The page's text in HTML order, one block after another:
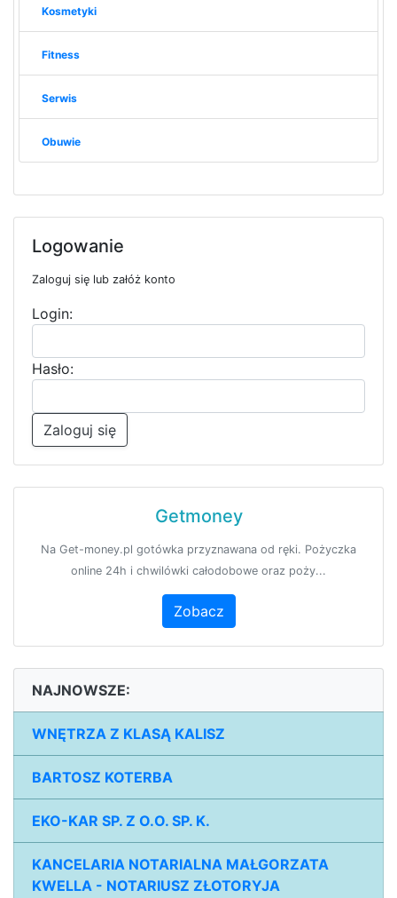
Kosmetyki
Fitness
Serwis
Obuwie
Logowanie
Zaloguj się lub załóż konto
Login:
Hasło:
Zaloguj się
Getmoney
Na Get-money.pl gotówka przyznawana od ręki. Pożyczka
online 24h i chwilówki całodobowe oraz poży...
Zobacz
NAJNOWSZE:
WNĘTRZA Z KLASĄ KALISZ
BARTOSZ KOTERBA
EKO-KAR SP. Z O.O. SP. K.
KANCELARIA NOTARIALNA MAŁGORZATA
KWELLA - NOTARIUSZ ZŁOTORYJA